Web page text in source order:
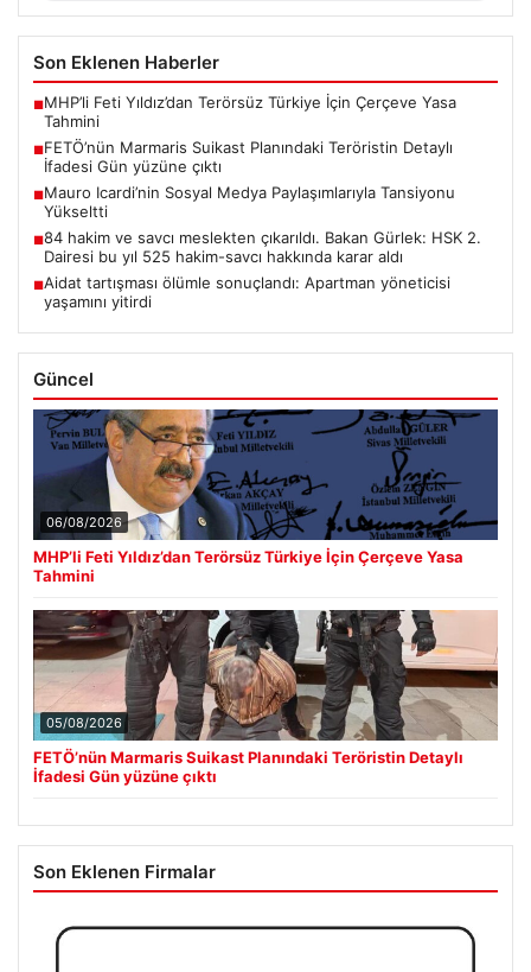
Son Eklenen Haberler
■MHP’li Feti Yıldız’dan Terörsüz Türkiye İçin Çerçeve Yasa
Tahmini
■FETÖ’nün Marmaris Suikast Planındaki Teröristin Detaylı
İfadesi Gün yüzüne çıktı
■Mauro Icardi’nin Sosyal Medya Paylaşımlarıyla Tansiyonu
Yükseltti
■84 hakim ve savcı meslekten çıkarıldı. Bakan Gürlek: HSK 2.
Dairesi bu yıl 525 hakim-savcı hakkında karar aldı
■Aidat tartışması ölümle sonuçlandı: Apartman yöneticisi
yaşamını yitirdi
Güncel
06/08/2026
MHP’li Feti Yıldız’dan Terörsüz Türkiye İçin Çerçeve Yasa
Tahmini
05/08/2026
FETÖ’nün Marmaris Suikast Planındaki Teröristin Detaylı
İfadesi Gün yüzüne çıktı
Son Eklenen Firmalar